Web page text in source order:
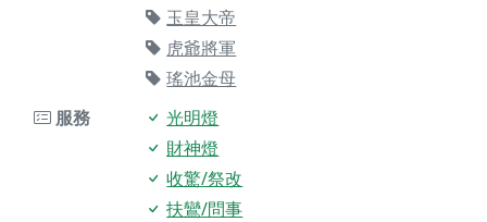
玉皇大帝
虎爺將軍
瑤池金母
服務
光明燈
財神燈
收驚/祭改
扶鸞/問事